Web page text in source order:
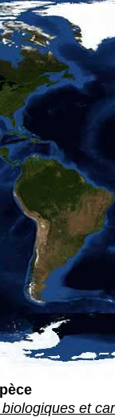
et